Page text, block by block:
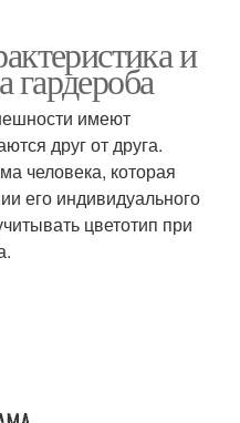
и
имеют
друг от друга.
человека, которая
его индивидуального
цветотип при